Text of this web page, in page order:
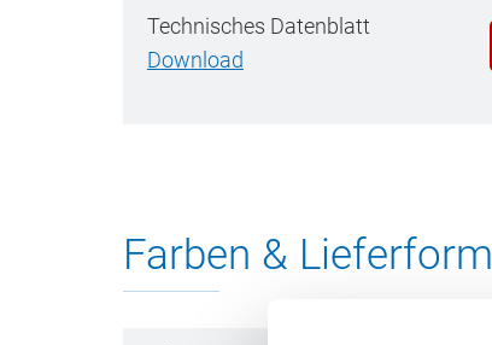
Technisches Datenblatt
Download
Farben & Lieferform